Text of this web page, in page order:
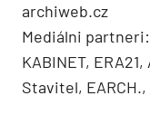
archiweb.cz
Mediálni
KABINET,
Stavitel, EARCH.,